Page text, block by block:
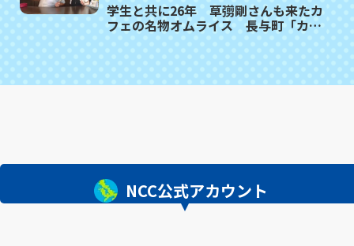
学生と共に26年 草彅剛さんも来たカ
フェの名物オムライス 長与町「カフ
NCC公式アカウント